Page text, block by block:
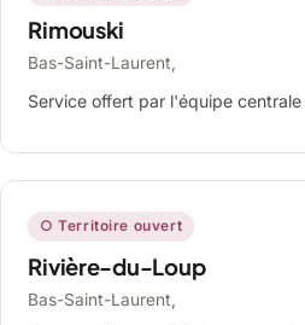
Rimouski
Bas-Saint-Laurent,
Service offert par l'équipe
○ Territoire ouvert
Rivière-du-Loup
Bas-Saint-Laurent,